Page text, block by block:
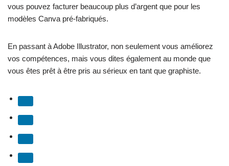
vous pouvez facturer beaucoup plus d’argent que pour les
modèles Canva pré-fabriqués.
En passant à Adobe Illustrator, non seulement vous améliorez
vos compétences, mais vous dites également au monde que
vous êtes prêt à être pris au sérieux en tant que graphiste.